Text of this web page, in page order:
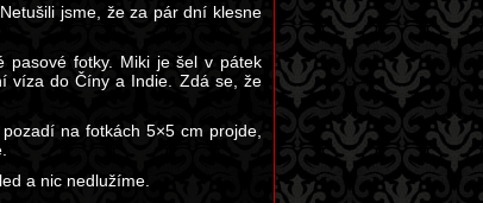
jsme, že za pár dní klesne
pasové fotky. Miki je šel v pátek
víza do Číny a Indie. Zdá se, že
na fotkách 5×5 cm projde,
a nic nedlužíme.